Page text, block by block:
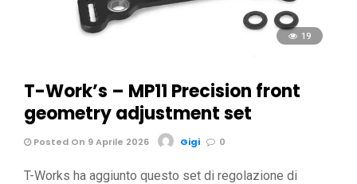
19
T-Work’s – MP11 Precision front
geometry adjustment set
Posted On 9 Aprile 2026 Gigi 0
T-Works ha aggiunto questo set di regolazione di